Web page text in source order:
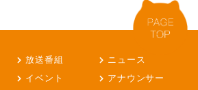
放送番組
ニュース
イベント
アナウンサー